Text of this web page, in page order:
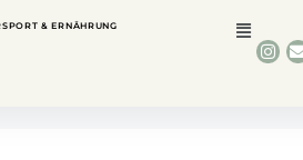
& ERNÄHRUNG